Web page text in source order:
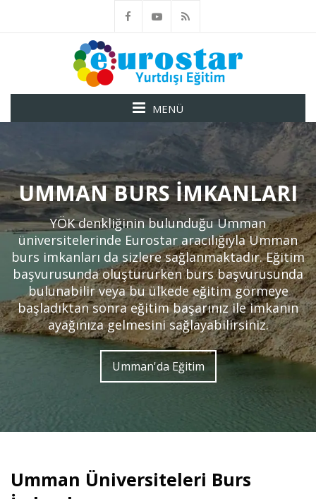
MENÜ
UMMAN BURS İMKANLARI
YÖK denkliğinin bulunduğu Umman
üniversitelerinde Eurostar aracılığıyla Umman
burs imkanları da sizlere sağlanmaktadır. Eğitim
başvurusunda oluştururken burs başvurusunda
bulunabilir veya bu ülkede eğitim görmeye
başladıktan sonra eğitim başarınız ile imkanın
ayağınıza gelmesini sağlayabilirsiniz.
Umman'da Eğitim
Umman Üniversiteleri Burs